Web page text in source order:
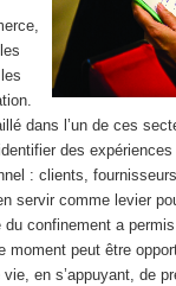
dans l’un de ces
des
: clients,
servir comme levier
confinement a
moment peut être
en s’appuyant, de